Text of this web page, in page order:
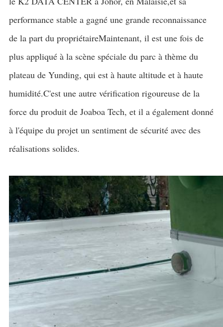
performance stable a gagné une grande reconnaissance
de la part du propriétaireMaintenant, il est une fois de
plus appliqué à la scène spéciale du parc à thème du
plateau de Yunding, qui est à haute altitude et à haute
humidité.C'est une autre vérification rigoureuse de la
force du produit de Joaboa Tech, et il a également donné
à l'équipe du projet un sentiment de sécurité avec des
réalisations solides.